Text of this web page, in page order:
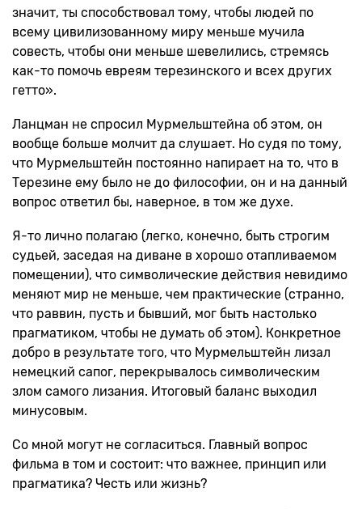
значит, ты способствовал тому, чтобы людей по
всему цивилизованному миру меньше мучила
совесть, чтобы они меньше шевелились, стремясь
как-то помочь евреям терезинского и всех других
гетто».
Ланцман не спросил Мурмельштейна об этом, он
вообще больше молчит да слушает. Но судя по тому,
что Мурмельштейн постоянно напирает на то, что в
Терезине ему было не до философии, он и на данный
вопрос ответил бы, наверное, в том же духе.
Я-то лично полагаю (легко, конечно, быть строгим
судьей, заседая на диване в хорошо отапливаемом
помещении), что символические действия невидимо
меняют мир не меньше, чем практические (странно,
что раввин, пусть и бывший, мог быть настолько
прагматиком, чтобы не думать об этом). Конкретное
добро в результате того, что Мурмельштейн лизал
немецкий сапог, перекрывалось символическим
злом самого лизания. Итоговый баланс выходил
минусовым.
Со мной могут не согласиться. Главный вопрос
фильма в том и состоит: что важнее, принцип или
прагматика? Честь или жизнь?